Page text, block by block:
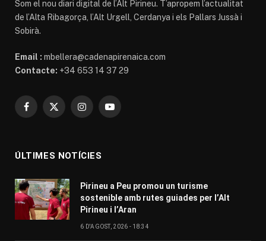
Som el nou diari digital de l’Alt Pirineu. T’apropem l’actualitat
de l’Alta Ribagorça, l’Alt Urgell, Cerdanya i els Pallars Jussà i
Sobirà.
Email : mbellera@cadenapirenaica.com
Contacte: +34 653 14 37 29
Facebook
X
InstagramYouTube
ÚLTIMES NOTÍCIES
Pirineu a Peu promou un turisme
sostenible amb rutes guiades per l’Alt
Pirineu i l’Aran
6 D'AGOST, 2026 - 18:34